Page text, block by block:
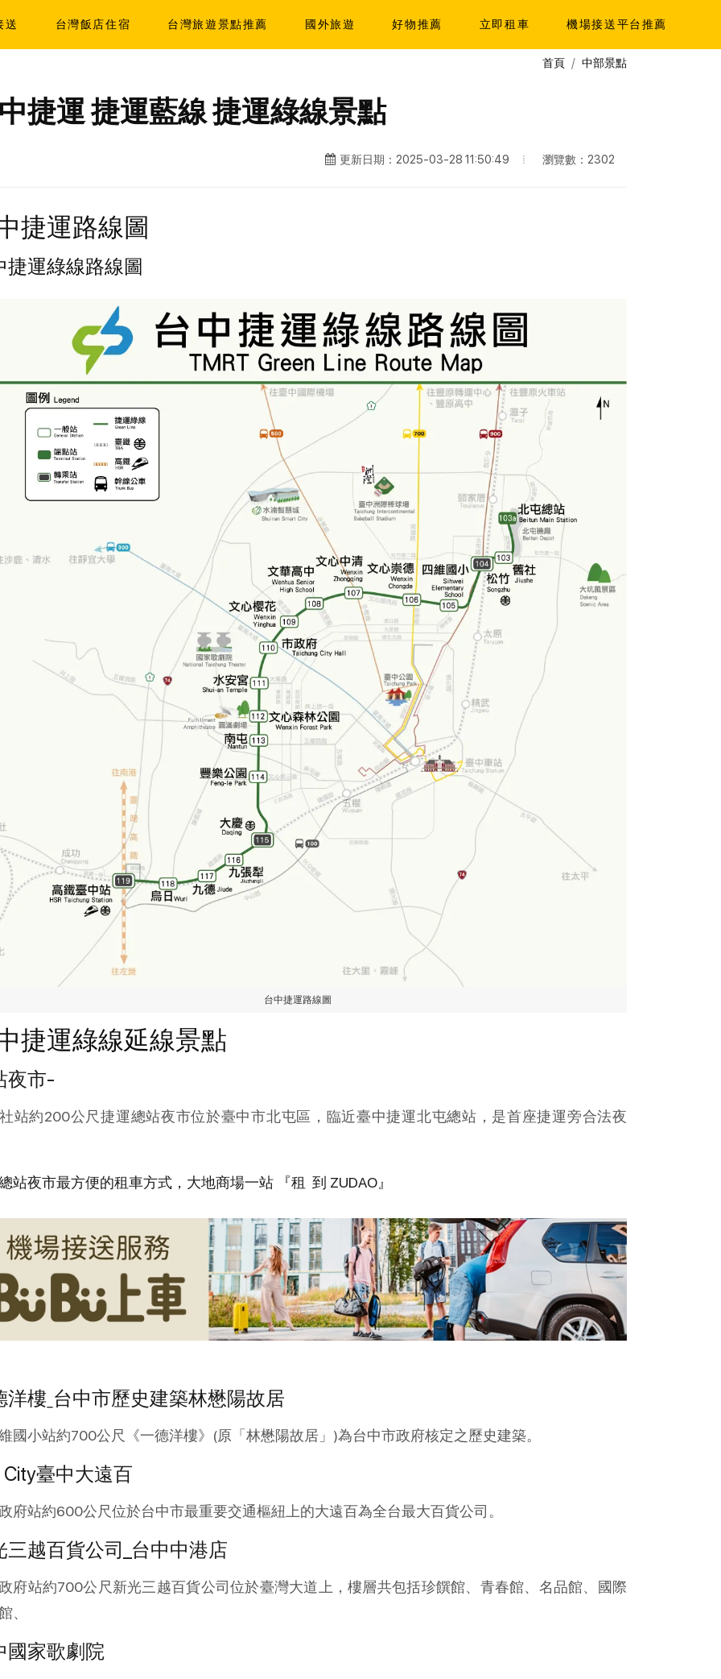
送 台灣飯店住宿 台灣旅遊景點推薦 國外旅遊 好物推薦 立即租車 機場接送平台推薦
首頁 中部景點
捷運 捷運藍線 捷運綠線景點
更新日期：2025-03-28 11:50:49 瀏覽數：2302
捷運路線圖
捷運綠線路線圖
台中捷運路線圖
捷運綠線延線景點
夜市-
站約200公尺捷運總站夜市位於臺中市北屯區，臨近臺中捷運北屯總站，是首座捷運旁合法夜
站夜市最方便的租車方式，大地商場一站 『租 到 ZUDAO』
洋樓ˍ台中市歷史建築林懋陽故居
國小站約700公尺《一德洋樓》(原「林懋陽故居」)為台中市政府核定之歷史建築。
City臺中大遠百
府站約600公尺位於台中市最重要交通樞紐上的大遠百為全台最大百貨公司。
三越百貨公司_台中中港店
府站約700公尺新光三越百貨公司位於臺灣大道上，樓層共包括珍饌館、青春館、名品館、國際
、
國家歌劇院